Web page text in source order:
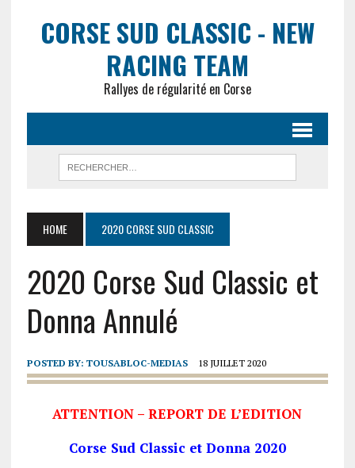
CORSE SUD CLASSIC - NEW
RACING TEAM
Rallyes de régularité en Corse
HOME 2020 CORSE SUD CLASSIC
2020 Corse Sud Classic et
Donna Annulé
POSTED BY: TOUSABLOC-MEDIAS 18 JUILLET 2020
ATTENTION – REPORT DE L’EDITION
Corse Sud Classic et Donna 2020